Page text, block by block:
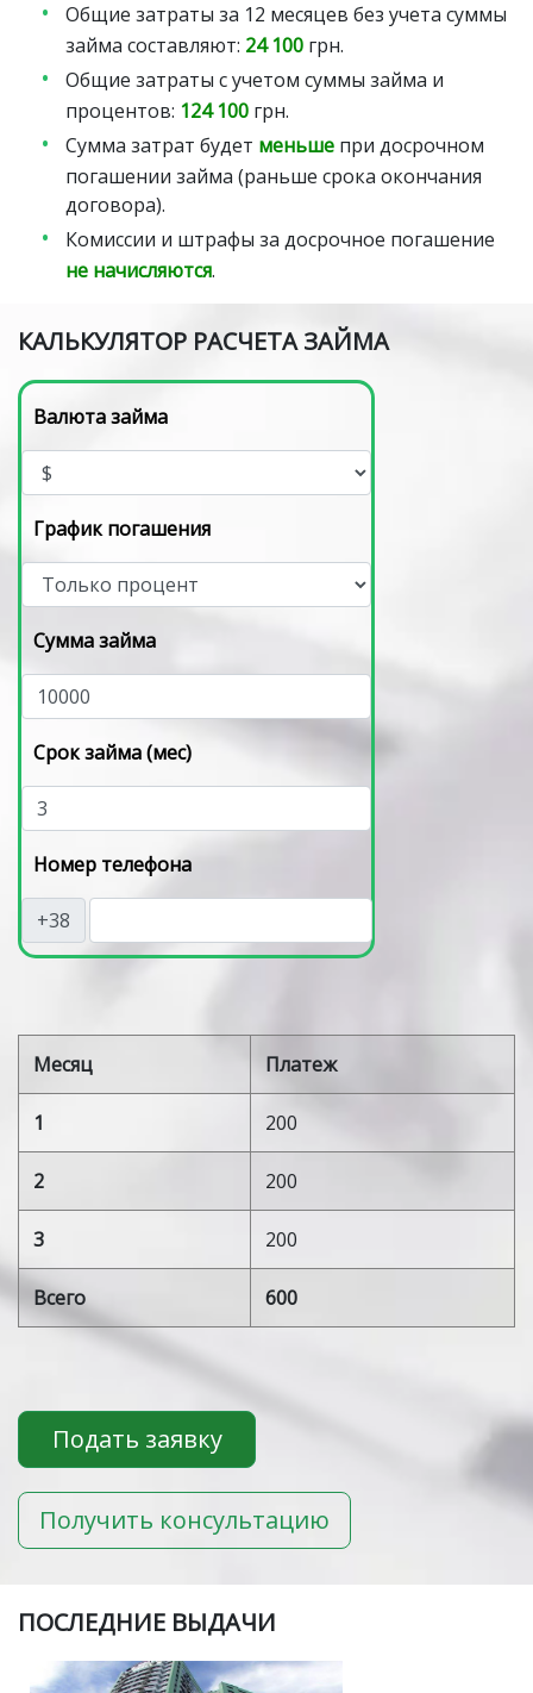
Общие затраты за 12 месяцев без учета суммы
займа составляют: 24 100 грн.
Общие затраты с учетом суммы займа и
процентов: 124 100 грн.
Сумма затрат будет меньше при досрочном
погашении займа (раньше срока окончания
договора).
Комиссии и штрафы за досрочное погашение
не начисляются.
КАЛЬКУЛЯТОР РАСЧЕТА ЗАЙМА
Валюта займа
График погашения
Сумма займа
Срок займа (мес)
Номер телефона
+38
Месяц Платеж
1 200
2 200
3 200
Всего 600
Подать заявку
Получить консультацию
ПOСЛЕДНИЕ ВЫДАЧИ